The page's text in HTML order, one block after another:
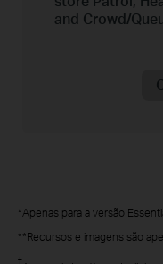
and Crowd/
*Apenas para a versão
**Recursos e imagens são
†